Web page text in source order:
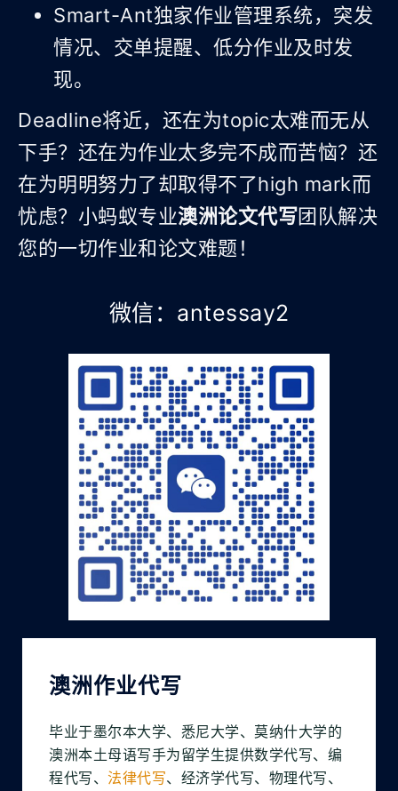
Smart-Ant独家作业管理系统，突发
情况、交单提醒、低分作业及时发
现。
Deadline将近，还在为topic太难而无从
下手？还在为作业太多完不成而苦恼？还
在为明明努力了却取得不了high mark而
忧虑？小蚂蚁专业澳洲论文代写团队解决
您的一切作业和论文难题！
微信：antessay2
澳洲作业代写
毕业于墨尔本大学、悉尼大学、莫纳什大学的
澳洲本土母语写手为留学生提供数学代写、编
程代写、 法律代写、经济学代写、物理代写、